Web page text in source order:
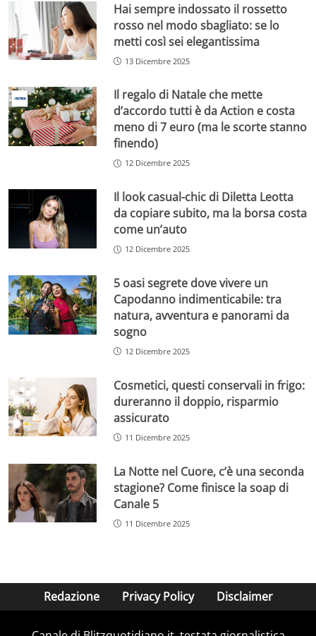
Hai sempre indossato il rossetto
rosso nel modo sbagliato: se lo
metti così sei elegantissima
13 Dicembre 2025
Il regalo di Natale che mette
d’accordo tutti è da Action e costa
meno di 7 euro (ma le scorte stanno
finendo)
12 Dicembre 2025
Il look casual-chic di Diletta Leotta
da copiare subito, ma la borsa costa
come un’auto
12 Dicembre 2025
5 oasi segrete dove vivere un
Capodanno indimenticabile: tra
natura, avventura e panorami da
sogno
12 Dicembre 2025
Cosmetici, questi conservali in frigo:
dureranno il doppio, risparmio
assicurato
11 Dicembre 2025
La Notte nel Cuore, c’è una seconda
stagione? Come finisce la soap di
Canale 5
11 Dicembre 2025
Redazione Privacy Policy Disclaimer